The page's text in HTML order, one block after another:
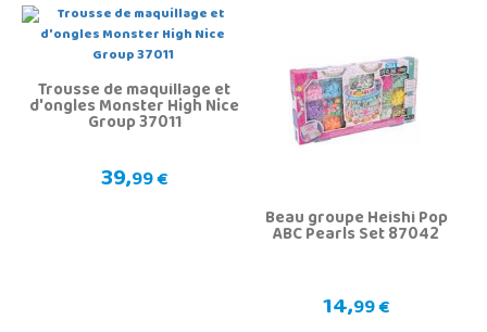
Trousse de maquillage et
d'ongles Monster High Nice
Group 37011
39,99 €
Beau groupe Heishi Pop
ABC Pearls Set 87042
14,99 €